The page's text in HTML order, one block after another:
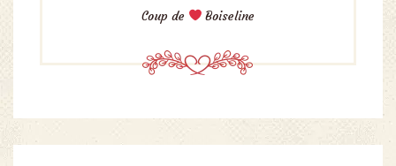
Coup de Boiseline